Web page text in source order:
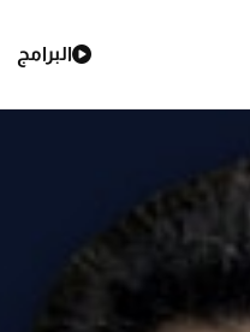
البرامج